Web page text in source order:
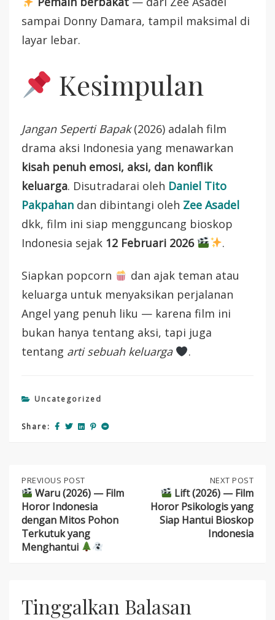
sampai Donny Damara, tampil maksimal di
layar lebar.
Kesimpulan
Jangan Seperti Bapak(2026) adalah film
drama aksi Indonesia yang menawarkan
kisah penuh emosi, aksi, dan konflik
keluarga. Disutradarai oleh Daniel Tito
Pakpahan dan dibintangi oleh Zee Asadel
dkk, film ini siap mengguncang bioskop
Indonesia sejak 12 Februari 2026 .
Siapkan popcorn
dan ajak teman atau
keluarga untuk menyaksikan perjalanan
Angel yang penuh liku — karena film ini
bukan hanya tentang aksi, tapi juga
tentang arti sebuah keluarga .
Uncategorized
Share:
Post
navigation
PREVIOUS
POST:
WARU
(2026)
—
FILM
POHON
TERKUTUK
PREVIOUS POST
Waru (2026) — Film
Horor Indonesia
dengan Mitos Pohon
Terkutuk yang
Menghantui
POST:
LIFT
(2026)
HANTUI
BIOSKOP
NEXT POST
Lift (2026) — Film
Horor Psikologis yang
Siap Hantui Bioskop
Indonesia
Tinggalkan Balasan